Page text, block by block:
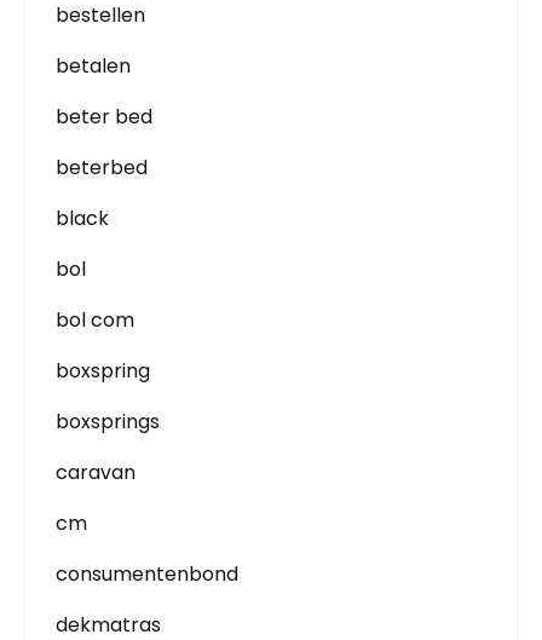
bestellen
betalen
beter bed
beterbed
black
bol
bol com
boxspring
boxsprings
caravan
cm
consumentenbond
dekmatras